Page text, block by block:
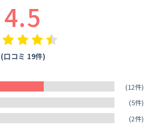
4.5
(口コミ 19件)
(12件)
(5件)
(2件)